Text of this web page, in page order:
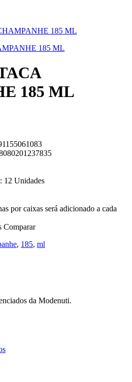
185 ML
185 ML
12 Unidades
por caixas será adicionado a cada
Comparar
, 185, ml
da Modenuti.